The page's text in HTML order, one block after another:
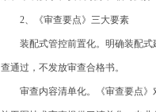
2、《审查要点》三大要素
装配式管控前置化。明确装配式
查通过，不发放审查合格书。
审查内容清单化。《审查要点》